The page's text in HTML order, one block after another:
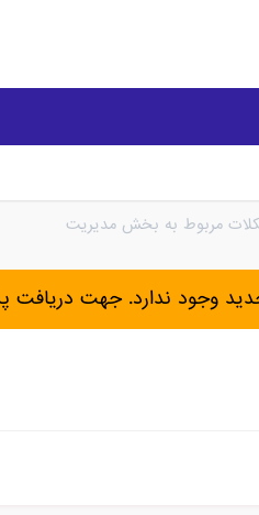
مربوط به بخش مدیریت
وجود ندارد. جهت دریافت